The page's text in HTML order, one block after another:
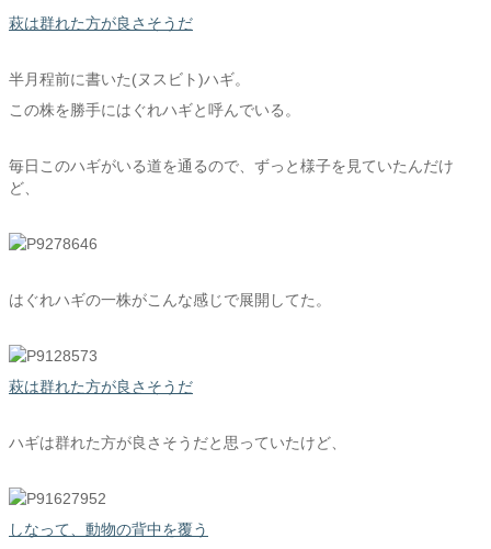
萩は群れた方が良さそうだ
半月程前に書いた(ヌスビト)ハギ。
この株を勝手にはぐれハギと呼んでいる。
毎日このハギがいる道を通るので、ずっと様子を見ていたんだけ
ど、
はぐれハギの一株がこんな感じで展開してた。
萩は群れた方が良さそうだ
ハギは群れた方が良さそうだと思っていたけど、
しなって、動物の背中を覆う